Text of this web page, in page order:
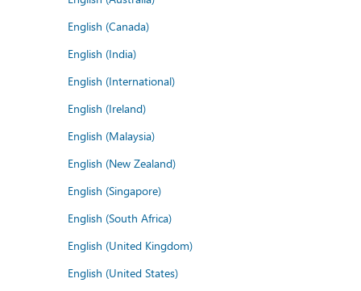
English (Canada)
English (India)
English (International)
English (Ireland)
English (Malaysia)
English (New Zealand)
English (Singapore)
English (South Africa)
English (United Kingdom)
English (United States)